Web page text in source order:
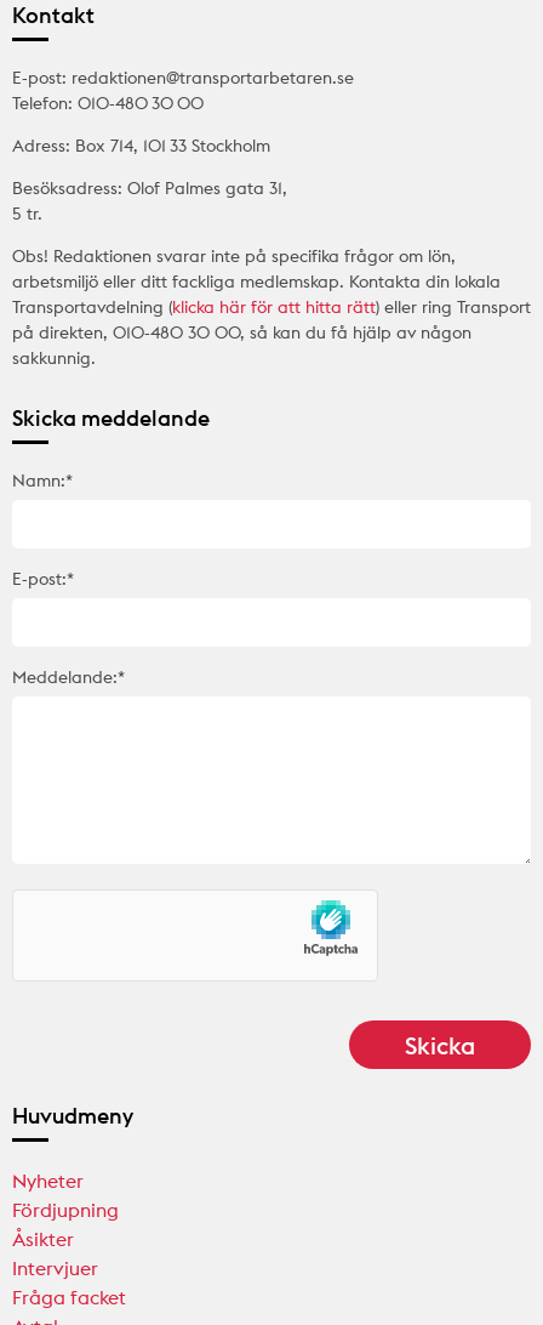
Kontakt
E-post: redaktionen@transportarbetaren.se
Telefon: 010-480 30 00
Adress: Box 714, 101 33 Stockholm
Besöksadress: Olof Palmes gata 31,
5 tr.
Obs! Redaktionen svarar inte på specifika frågor om lön,
arbetsmiljö eller ditt fackliga medlemskap. Kontakta din lokala
Transportavdelning (klicka här för att hitta rätt) eller ring Transport
på direkten, 010-480 30 00, så kan du få hjälp av någon
sakkunnig.
Skicka meddelande
Namn:*
E-post:*
Meddelande:*
Huvudmeny
Nyheter
Fördjupning
Åsikter
Intervjuer
Fråga facket